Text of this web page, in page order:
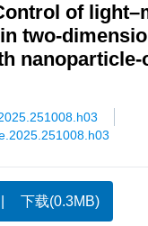
of
two-
下载(0.3MB)